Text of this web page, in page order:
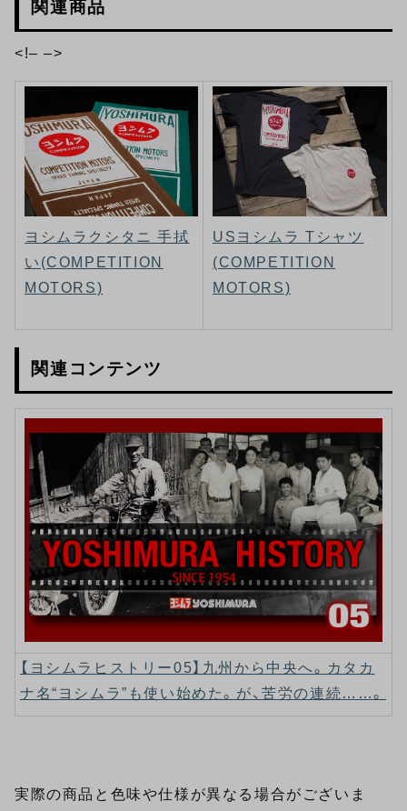
関連商品
<!– –>
ヨシムラクシタニ 手拭
い(COMPETITION
MOTORS)
USヨシムラ Tシャツ
(COMPETITION
MOTORS)
関連コンテンツ
【ヨシムラヒストリー05】九州から中央へ。カタカ
ナ名“ヨシムラ”も使い始めた。が、苦労の連続……。
実際の商品と色味や仕様が異なる場合がございま